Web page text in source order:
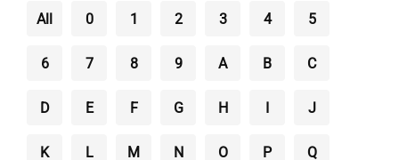
All 0 1 2 3 4 5
6 7 8 9 A B C
D E F G H I J
K L M N O P Q